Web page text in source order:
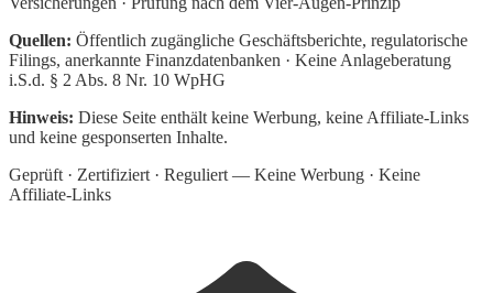
Quellen: Öffentlich zugängliche Geschäftsberichte, regulatorische
Filings, anerkannte Finanzdatenbanken · Keine Anlageberatung
i.S.d. § 2 Abs. 8 Nr. 10 WpHG
Hinweis: Diese Seite enthält keine Werbung, keine Affiliate-Links
und keine gesponserten Inhalte.
Geprüft · Zertifiziert · Reguliert — Keine Werbung · Keine
Affiliate-Links